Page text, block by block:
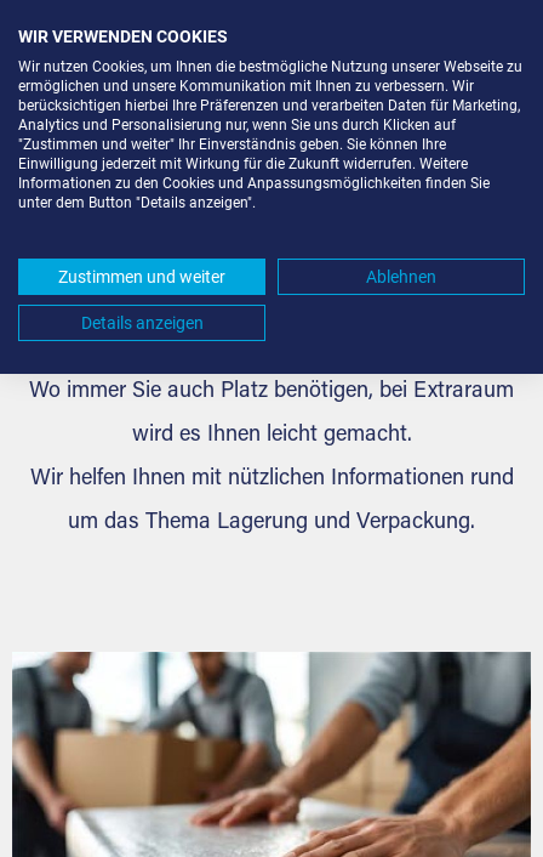
Extrablog: News, Tipps & Tricks - Seite 1
aufbewahrt
Wo immer Sie auch Platz benötigen, bei Extraraum
wird es Ihnen leicht gemacht.
Wir helfen Ihnen mit nützlichen Informationen rund
um das Thema Lagerung und Verpackung.
WIR VERWENDEN COOKIES
Wir nutzen Cookies, um Ihnen die bestmögliche Nutzung unserer Webseite zu
ermöglichen und unsere Kommunikation mit Ihnen zu verbessern. Wir
berücksichtigen hierbei Ihre Präferenzen und verarbeiten Daten für Marketing,
Analytics und Personalisierung nur, wenn Sie uns durch Klicken auf
"Zustimmen und weiter" Ihr Einverständnis geben. Sie können Ihre
Einwilligung jederzeit mit Wirkung für die Zukunft widerrufen. Weitere
Informationen zu den Cookies und Anpassungsmöglichkeiten finden Sie
unter dem Button "Details anzeigen".
Zustimmen und weiter Ablehnen
Details anzeigen